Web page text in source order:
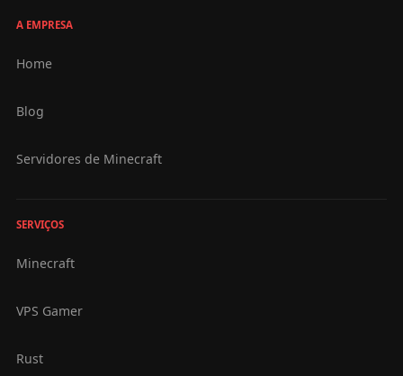
A EMPRESA
Home
Blog
Servidores de Minecraft
SERVIÇOS
Minecraft
VPS Gamer
Rust